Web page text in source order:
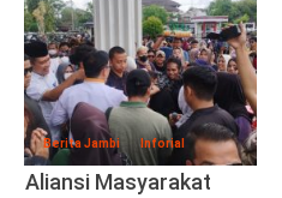
Berita Jambi Inforial
Aliansi Masyarakat